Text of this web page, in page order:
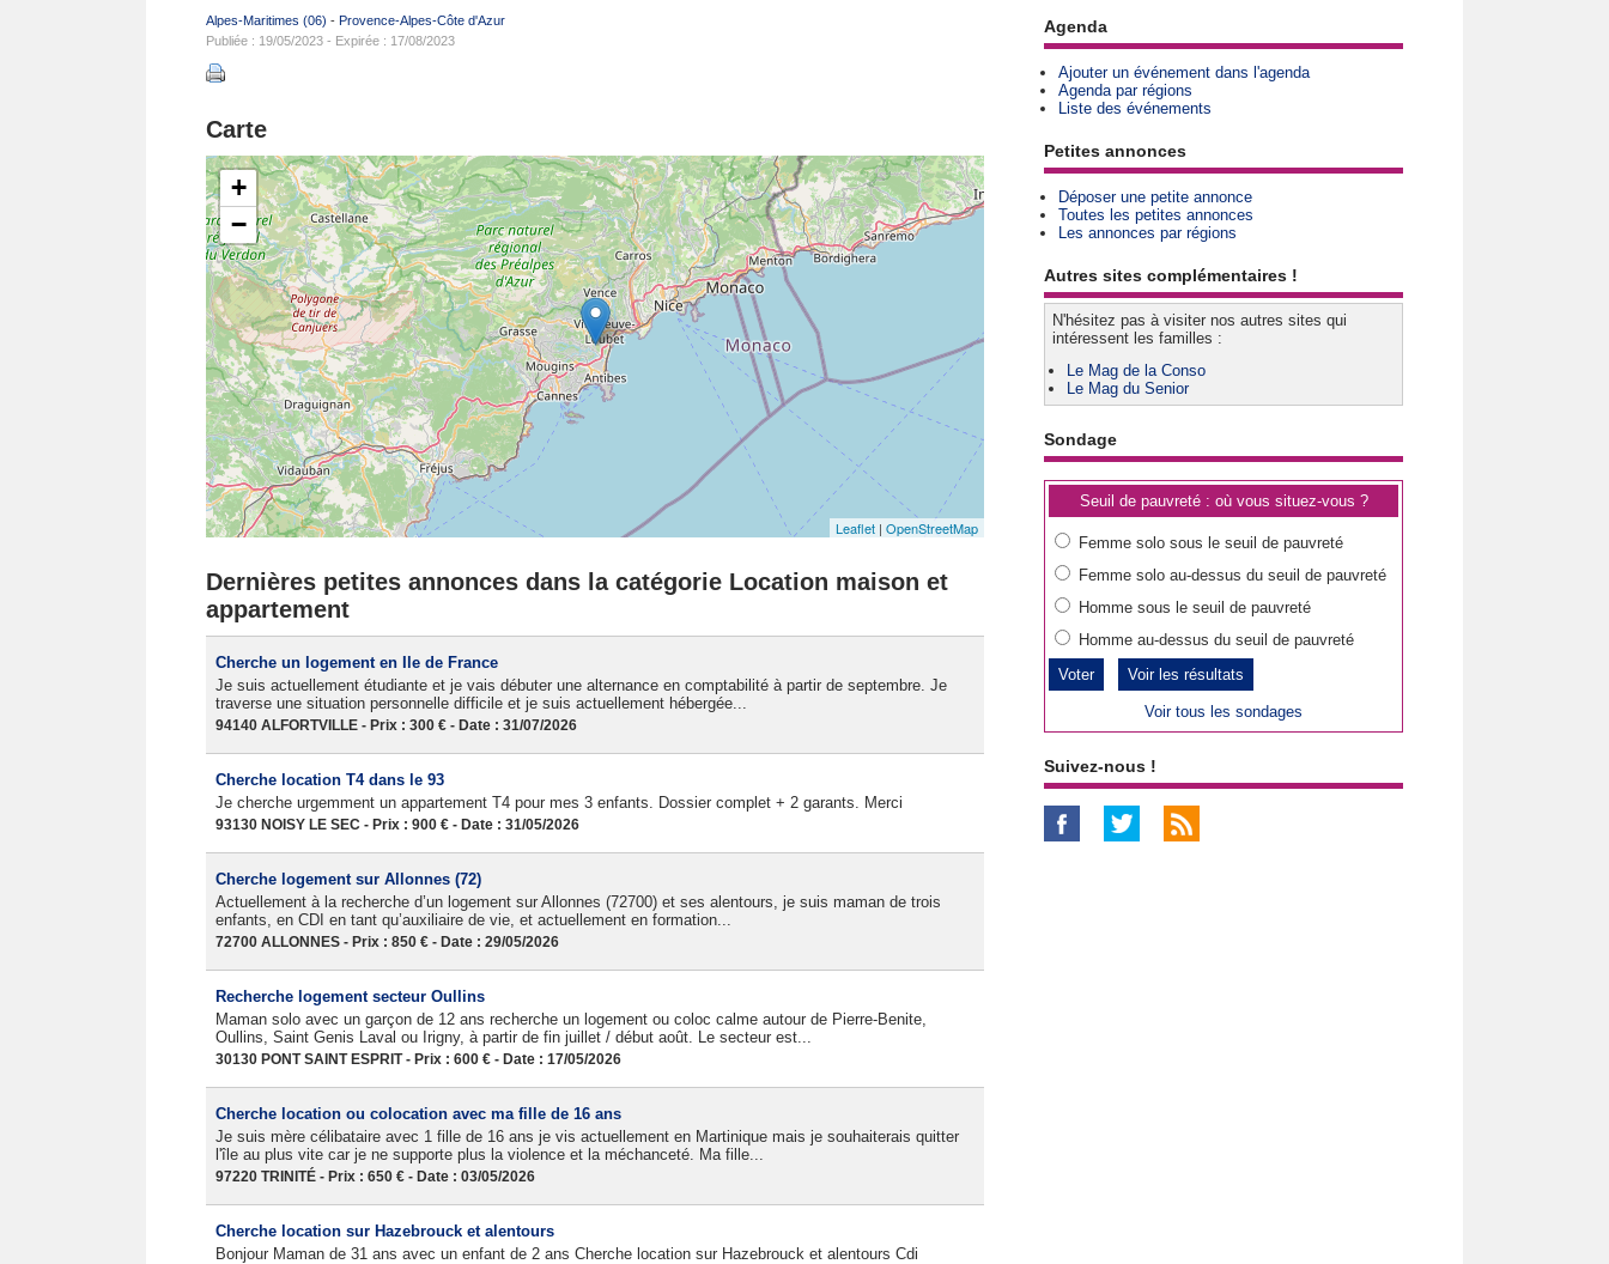
Alpes-Maritimes (06) - Provence-Alpes-Côte d'Azur
Publiée : 19/05/2023 - Expirée : 17/08/2023
Carte
+
−
Leaflet | OpenStreetMap
Dernières petites annonces dans la catégorie Location maison et
appartement
Cherche un logement en Ile de France
Je suis actuellement étudiante et je vais débuter une alternance en comptabilité à partir de septembre. Je
traverse une situation personnelle difficile et je suis actuellement hébergée...
94140 ALFORTVILLE - Prix : 300 € - Date : 31/07/2026
Cherche location T4 dans le 93
Je cherche urgemment un appartement T4 pour mes 3 enfants. Dossier complet + 2 garants. Merci
93130 NOISY LE SEC - Prix : 900 € - Date : 31/05/2026
Cherche logement sur Allonnes (72)
Actuellement à la recherche d’un logement sur Allonnes (72700) et ses alentours, je suis maman de trois
enfants, en CDI en tant qu’auxiliaire de vie, et actuellement en formation...
72700 ALLONNES - Prix : 850 € - Date : 29/05/2026
Recherche logement secteur Oullins
Maman solo avec un garçon de 12 ans recherche un logement ou coloc calme autour de Pierre-Benite,
Oullins, Saint Genis Laval ou Irigny, à partir de fin juillet / début août. Le secteur est...
30130 PONT SAINT ESPRIT - Prix : 600 € - Date : 17/05/2026
Cherche location ou colocation avec ma fille de 16 ans
Je suis mère célibataire avec 1 fille de 16 ans je vis actuellement en Martinique mais je souhaiterais quitter
l'île au plus vite car je ne supporte plus la violence et la méchanceté. Ma fille...
97220 TRINITÉ - Prix : 650 € - Date : 03/05/2026
Cherche location sur Hazebrouck et alentours
Bonjour Maman de 31 ans avec un enfant de 2 ans Cherche location sur Hazebrouck et alentours Cdi
Agenda
Ajouter un événement dans l'agenda
Agenda par régions
Liste des événements
Petites annonces
Déposer une petite annonce
Toutes les petites annonces
Les annonces par régions
Autres sites complémentaires !
N'hésitez pas à visiter nos autres sites qui
intéressent les familles :
Le Mag de la Conso
Le Mag du Senior
Sondage
Seuil de pauvreté : où vous situez-vous ?
Femme solo sous le seuil de pauvreté
Femme solo au-dessus du seuil de pauvreté
Homme sous le seuil de pauvreté
Homme au-dessus du seuil de pauvreté
Voir les résultats
Voir tous les sondages
Suivez-nous !